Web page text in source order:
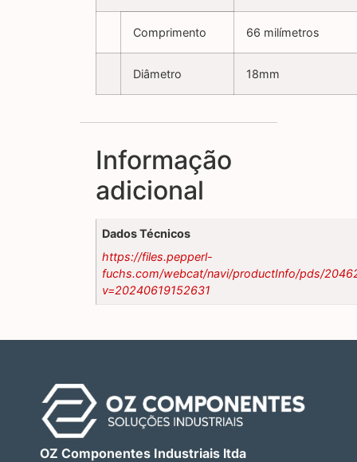
Comprimento 66 milímetros
Diâmetro 18mm
Informação
adicional
Dados Técnicos
https://files.pepperl-
fuchs.com/webcat/navi/productInfo/pds/
v=20240619152631
OZ Componentes Industriais ltda